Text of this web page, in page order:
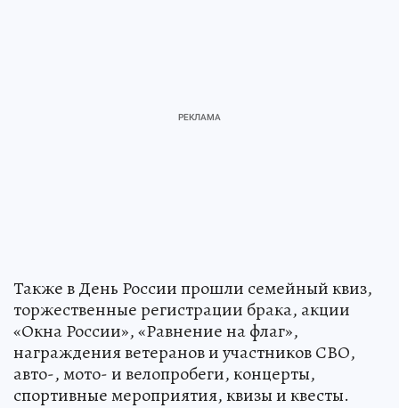
Также в День России прошли семейный квиз,
торжественные регистрации брака, акции
«Окна России», «Равнение на флаг»,
награждения ветеранов и участников СВО,
авто-, мото- и велопробеги, концерты,
спортивные мероприятия, квизы и квесты.